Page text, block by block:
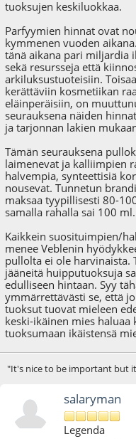
tuoksujen keskiluokkaa.
Parfyymien hinnat ovat
kymmenen vuoden
tänä aikana pari miljardia
sekä resursseja että
arkiluksustuoteisiin.
kerättäviin kosmetiikan
eläinperäisiin, on
seurauksena näiden
ja tarjonnan lakien
Tämän seurauksena
laimenevat ja kalliimpien
halvempia, synteettisiä
nousevat. Tunnetun
maksaa tyypillisesti 80-
samalla rahalla sai 100 ml.
Kaikkein suosituimpien/
menee Veblenin
pullolta ei ole harvinaista.
jääneitä huipputuoksuja
edulliseen hintaan. Syy
ymmärrettävästi se, että
tuoksut tuovat mieleen
keski-ikäinen mies haluaa
tuoksumaan ikäistensä
"It's nice to be important but
salaryman
Legenda